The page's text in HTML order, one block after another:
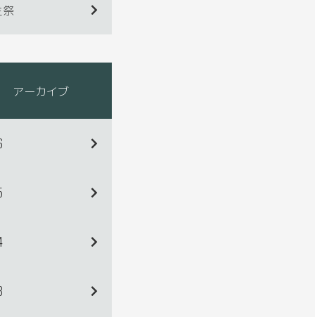
祭
アーカイブ